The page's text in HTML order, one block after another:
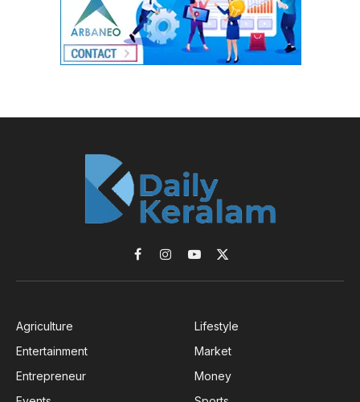
Facebook
InstagramYouTube
X
(Twitter)
Agriculture
Entertainment
Entrepreneur
Lifestyle
Market
Money